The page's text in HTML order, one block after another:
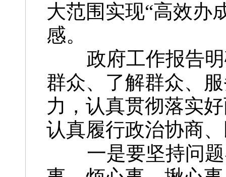
大范围实现“高效办
感。
政府工作报告明
群众、了解群众、
力，认真贯彻落实
认真履行政治协商
一是要坚持问题